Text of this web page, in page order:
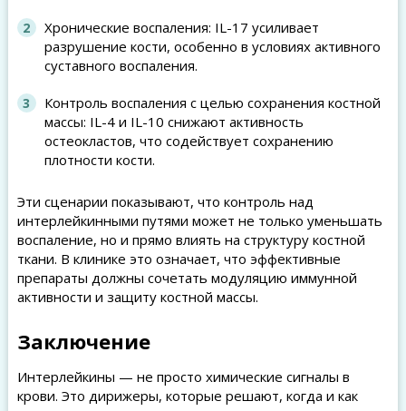
Хронические воспаления: IL-17 усиливает
разрушение кости, особенно в условиях активного
суставного воспаления.
Контроль воспаления с целью сохранения костной
массы: IL-4 и IL-10 снижают активность
остеокластов, что содействует сохранению
плотности кости.
Эти сценарии показывают, что контроль над
интерлейкинными путями может не только уменьшать
воспаление, но и прямо влиять на структуру костной
ткани. В клинике это означает, что эффективные
препараты должны сочетать модуляцию иммунной
активности и защиту костной массы.
Заключение
Интерлейкины — не просто химические сигналы в
крови. Это дирижеры, которые решают, когда и как